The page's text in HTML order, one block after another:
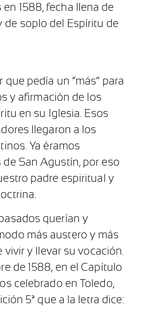
1588, fecha llena de
de soplo del Espíritu de
pedía un “más” para
y afirmación de los
en su Iglesia. Esos
llegaron a los
Ya éramos
San Agustín, por eso
padre espiritual y
querían y
más austero y más
y llevar su vocación.
de 1588, en el Capítulo
celebrado en Toledo,
5ª que a la letra dice: